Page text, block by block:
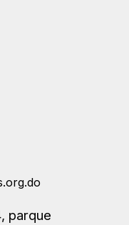
parque